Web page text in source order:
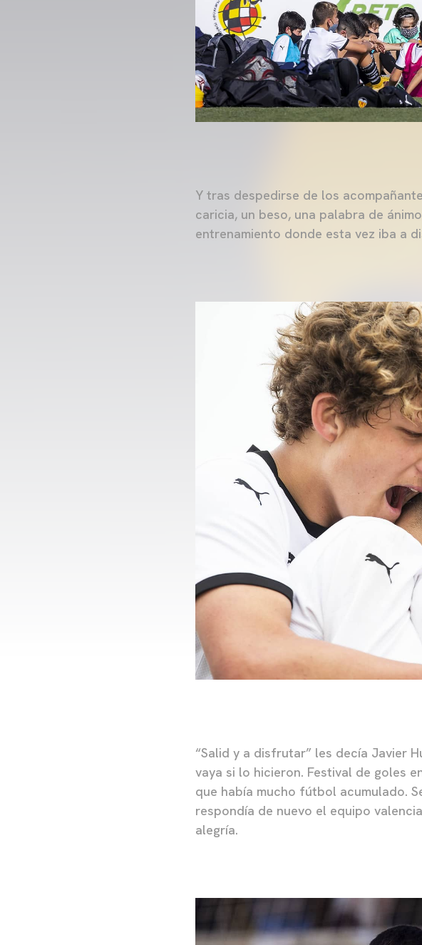
Y tras despedirse de los
caricia, un beso, una palabra de
entrenamiento donde esta vez iba a
“Salid y a disfrutar” les decía Javier
vaya si lo hicieron. Festival de goles
que había mucho fútbol acumulado.
respondía de nuevo el equipo
alegría.